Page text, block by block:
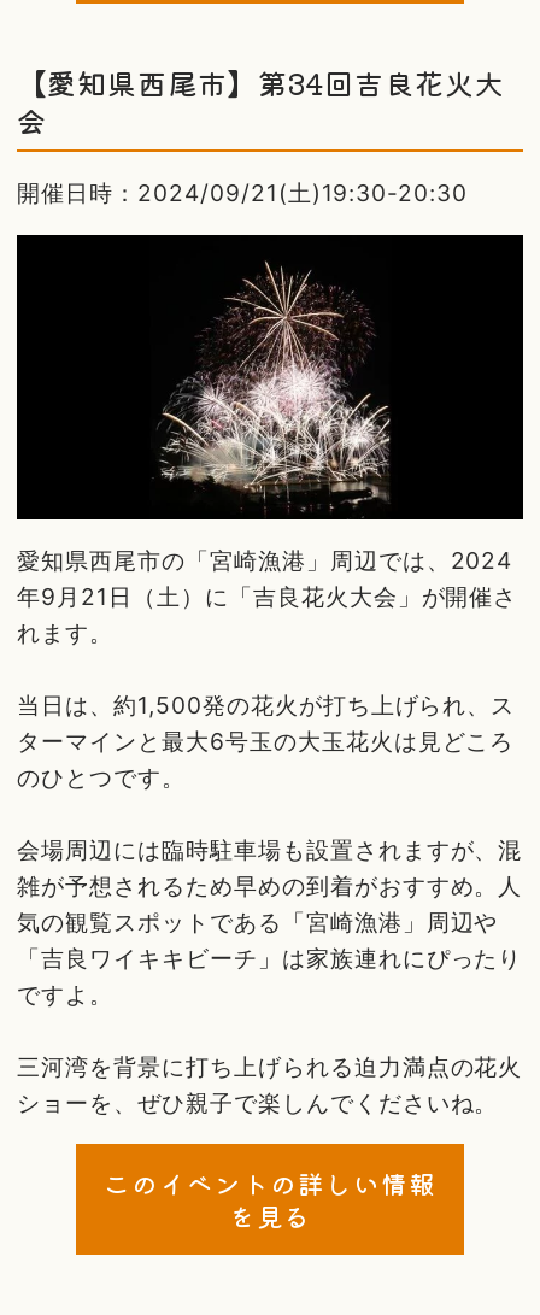
【愛知県西尾市】第34回吉良花火大
会
開催日時：2024/09/21(土)19:30-20:30
愛知県西尾市の「宮崎漁港」周辺では、2024
年9月21日（土）に「吉良花火大会」が開催さ
れます。
当日は、約1,500発の花火が打ち上げられ、ス
ターマインと最大6号玉の大玉花火は見どころ
のひとつです。
会場周辺には臨時駐車場も設置されますが、混
雑が予想されるため早めの到着がおすすめ。人
気の観覧スポットである「宮崎漁港」周辺や
「吉良ワイキキビーチ」は家族連れにぴったり
ですよ。
三河湾を背景に打ち上げられる迫力満点の花火
ショーを、ぜひ親子で楽しんでくださいね。
このイベントの詳しい情報
を見る